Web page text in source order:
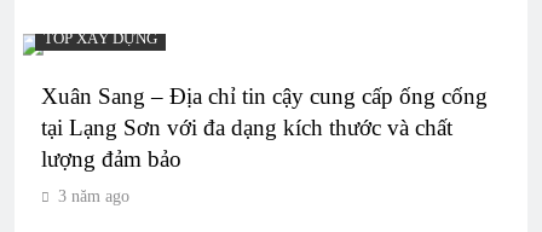
TOP XÂY DỰNG
Xuân Sang – Địa chỉ tin cậy cung cấp ống cống
tại Lạng Sơn với đa dạng kích thước và chất
lượng đảm bảo
3 năm ago